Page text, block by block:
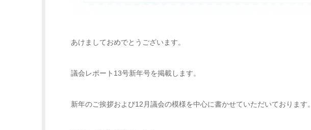
あけましておめでとうございます。
議会レポート13号新年号を掲載します。
新年のご挨拶および12月議会の模様を中心に書かせていただいております。